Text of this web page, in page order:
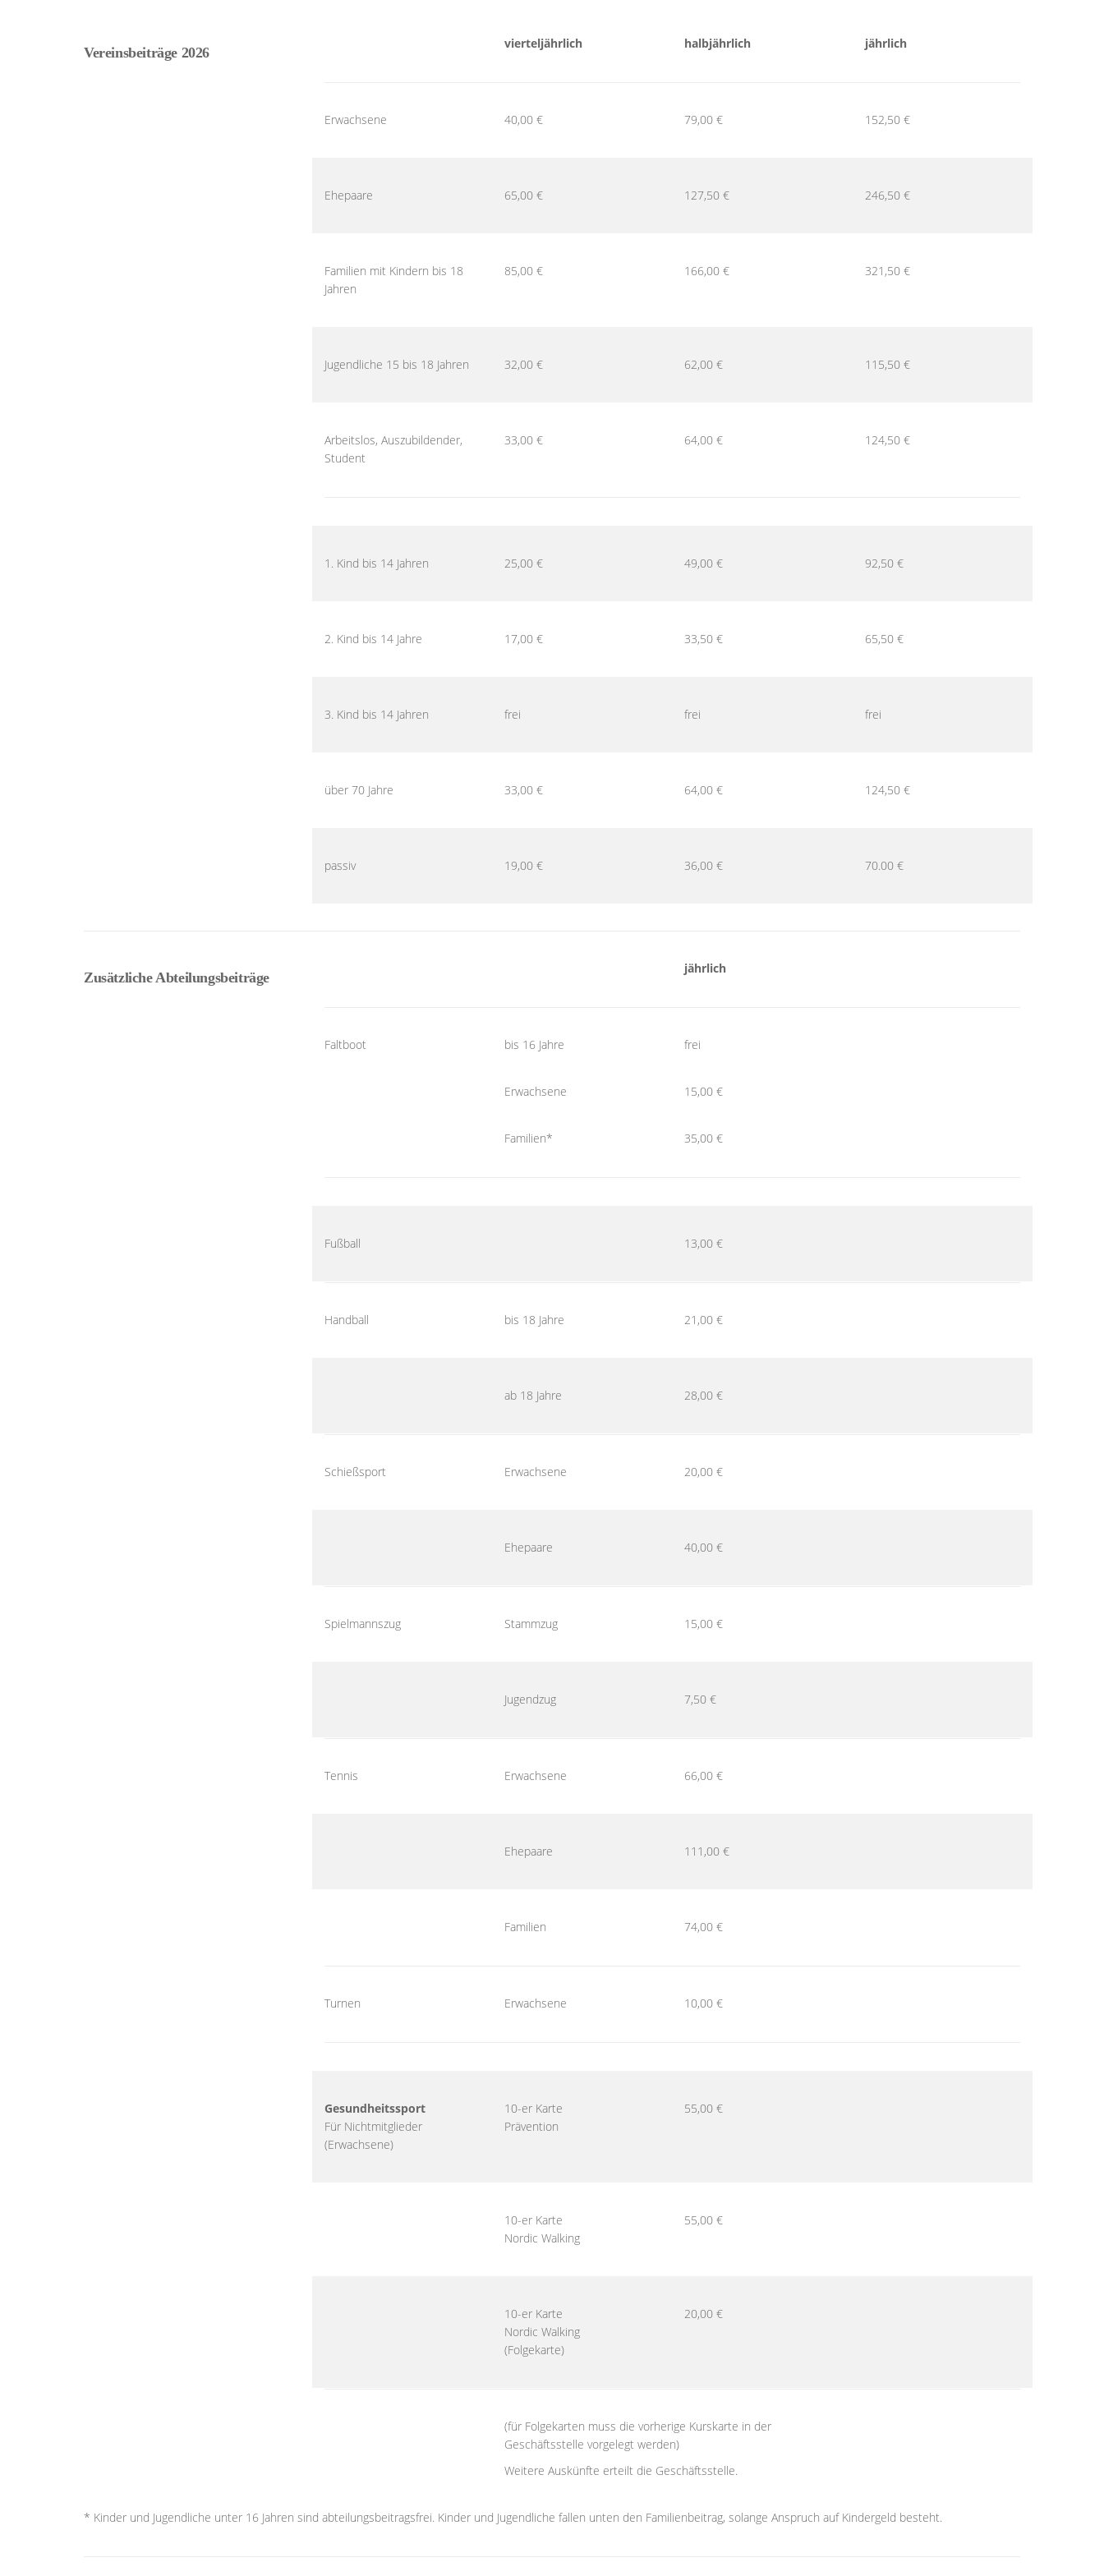
Vereinsbeiträge 2026
vierteljährlich halbjährlich jährlich
Erwachsene 40,00 € 79,00 € 152,50 €
Ehepaare 65,00 € 127,50 € 246,50 €
Familien mit Kindern bis 18
Jahren
85,00 € 166,00 € 321,50 €
Jugendliche 15 bis 18 Jahren 32,00 € 62,00 € 115,50 €
Arbeitslos, Auszubildender,
Student
33,00 € 64,00 € 124,50 €
1. Kind bis 14 Jahren 25,00 € 49,00 € 92,50 €
2. Kind bis 14 Jahre 17,00 € 33,50 € 65,50 €
3. Kind bis 14 Jahren frei frei frei
über 70 Jahre 33,00 € 64,00 € 124,50 €
passiv 19,00 € 36,00 € 70.00 €
Zusätzliche Abteilungsbeiträge
jährlich
Faltboot bis 16 Jahre frei
Erwachsene 15,00 €
Familien* 35,00 €
Fußball 13,00 €
Handball bis 18 Jahre 21,00 €
ab 18 Jahre 28,00 €
Schießsport Erwachsene 20,00 €
Ehepaare 40,00 €
Spielmannszug Stammzug 15,00 €
Jugendzug 7,50 €
Tennis Erwachsene 66,00 €
Ehepaare 111,00 €
Familien 74,00 €
Turnen Erwachsene 10,00 €
Gesundheitssport
Für Nichtmitglieder
(Erwachsene)
10-er Karte
Prävention
55,00 €
10-er Karte
Nordic Walking
55,00 €
10-er Karte
Nordic Walking
(Folgekarte)
20,00 €
(für Folgekarten muss die vorherige Kurskarte in der
Geschäftsstelle vorgelegt werden)
Weitere Auskünfte erteilt die Geschäftsstelle.
* Kinder und Jugendliche unter 16 Jahren sind abteilungsbeitragsfrei. Kinder und Jugendliche fallen unten den Familienbeitrag, solange Anspruch auf Kindergeld besteht.